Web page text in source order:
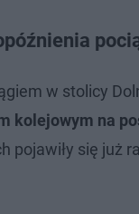
w stolicy
kolejowym na
pojawiły się już